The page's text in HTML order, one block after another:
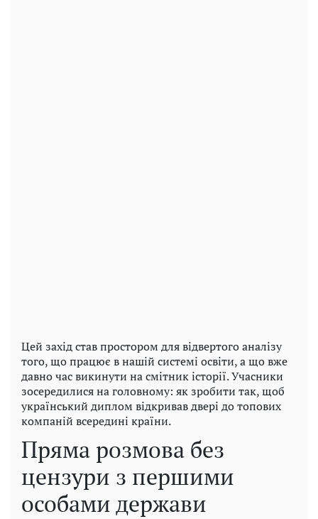
Цей захід став простором для відвертого аналізу
того, що працює в нашій системі освіти, а що вже
давно час викинути на смітник історії. Учасники
зосередилися на головному: як зробити так, щоб
український диплом відкривав двері до топових
компаній всередині країни.
Пряма розмова без
цензури з першими
особами держави